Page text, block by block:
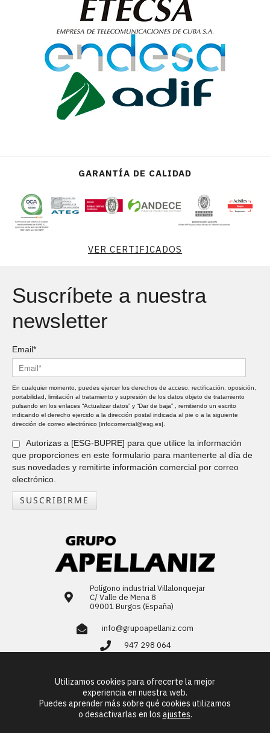
GARANTÍA DE CALIDAD
VER CERTIFICADOS
Suscríbete a nuestra
newsletter
Email*
En cualquier momento, puedes ejercer los derechos de acceso, rectificación, oposición,
portabilidad, limitación al tratamiento y supresión de los datos objeto de tratamiento
pulsando en los enlaces “Actualizar datos” y “Dar de baja” , remitiendo un escrito
indicando el derecho ejercido a la dirección postal indicada al pie o a la siguiente
dirección de correo electrónico [infocomercial@esg.es].
Autorizas a [ESG-BUPRE] para que utilice la información
que proporciones en este formulario para mantenerte al día de
sus novedades y remitirte información comercial por correo
electrónico.
SUSCRIBIRME
Polígono industrial Villalonquejar
C/ Valle de Mena 8
09001 Burgos (España)
info@grupoapellaniz.com
947 298 064
ES EN FR PT
Utilizamos cookies para ofrecerte la mejor
experiencia en nuestra web.
Puedes aprender más sobre qué cookies utilizamos
o desactivarlas en los ajustes.